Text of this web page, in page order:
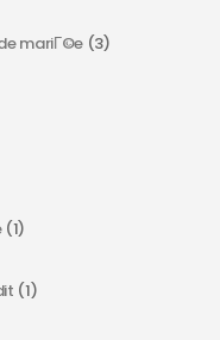
mariГ©e(3)
(1)
(1)